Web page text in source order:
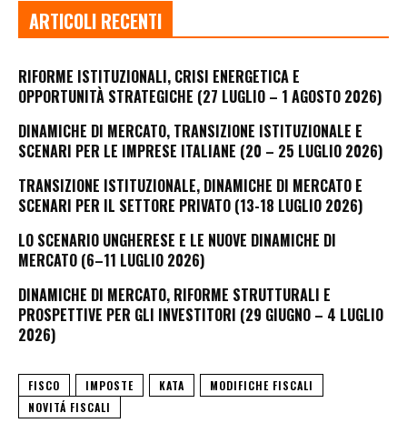
ARTICOLI RECENTI
RIFORME ISTITUZIONALI, CRISI ENERGETICA E
OPPORTUNITÀ STRATEGICHE (27 LUGLIO – 1 AGOSTO 2026)
DINAMICHE DI MERCATO, TRANSIZIONE ISTITUZIONALE E
SCENARI PER LE IMPRESE ITALIANE (20 – 25 LUGLIO 2026)
TRANSIZIONE ISTITUZIONALE, DINAMICHE DI MERCATO E
SCENARI PER IL SETTORE PRIVATO (13-18 LUGLIO 2026)
LO SCENARIO UNGHERESE E LE NUOVE DINAMICHE DI
MERCATO (6–11 LUGLIO 2026)
DINAMICHE DI MERCATO, RIFORME STRUTTURALI E
PROSPETTIVE PER GLI INVESTITORI (29 GIUGNO – 4 LUGLIO
2026)
FISCO IMPOSTE KATA
MODIFICHE FISCALI
NOVITÁ FISCALI